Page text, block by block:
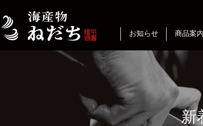
お知らせ 商品案内
新